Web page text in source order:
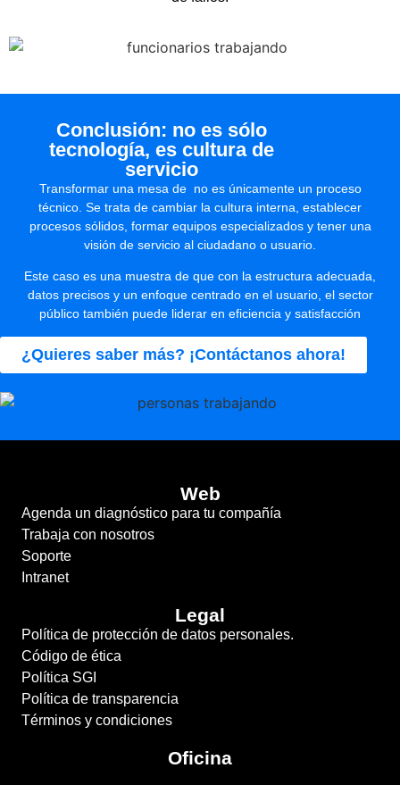
Conclusión: no es sólo
tecnología, es cultura de
servicio
Transformar una mesa de no es únicamente un proceso
técnico. Se trata de cambiar la cultura interna, establecer
procesos sólidos, formar equipos especializados y tener una
visión de servicio al ciudadano o usuario.
Este caso es una muestra de que con la estructura adecuada,
datos precisos y un enfoque centrado en el usuario, el sector
público también puede liderar en eficiencia y satisfacción
¿Quieres saber más? ¡Contáctanos ahora!
Web
Agenda un diagnóstico para tu compañía
Trabaja con nosotros
Soporte
Intranet
Legal
Política de protección de datos personales.
Código de ética
Política SGI
Política de transparencia
Términos y condiciones
Oficina